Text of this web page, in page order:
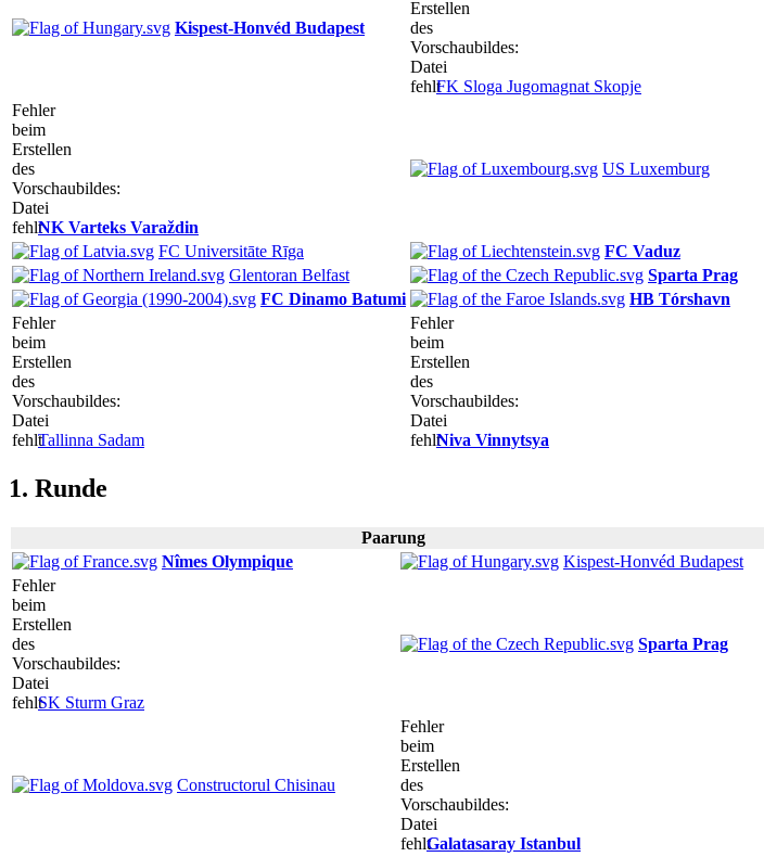
Kispest-Honvéd Budapest
Erstellen
des
Vorschaubildes:
Datei
fehltFK Sloga Jugomagnat Skopje
Fehler
beim
Erstellen
des
Vorschaubildes:
Datei
fehltNK Varteks Varaždin
US Luxemburg
FC Universitāte Rīga FC Vaduz
Glentoran Belfast
Sparta Prag
FC Dinamo Batumi
HB Tórshavn
Fehler
beim
Erstellen
des
Vorschaubildes:
Datei
fehltTallinna Sadam
Fehler
beim
Erstellen
des
Vorschaubildes:
Datei
fehltNiva Vinnytsya
1. Runde
Paarung
Nîmes Olympique
Kispest-Honvéd Budapest
Fehler
beim
Erstellen
des
Vorschaubildes:
Datei
fehltSK Sturm Graz
Sparta Prag
Constructorul Chisinau
Fehler
beim
Erstellen
des
Vorschaubildes:
Datei
fehltGalatasaray Istanbul